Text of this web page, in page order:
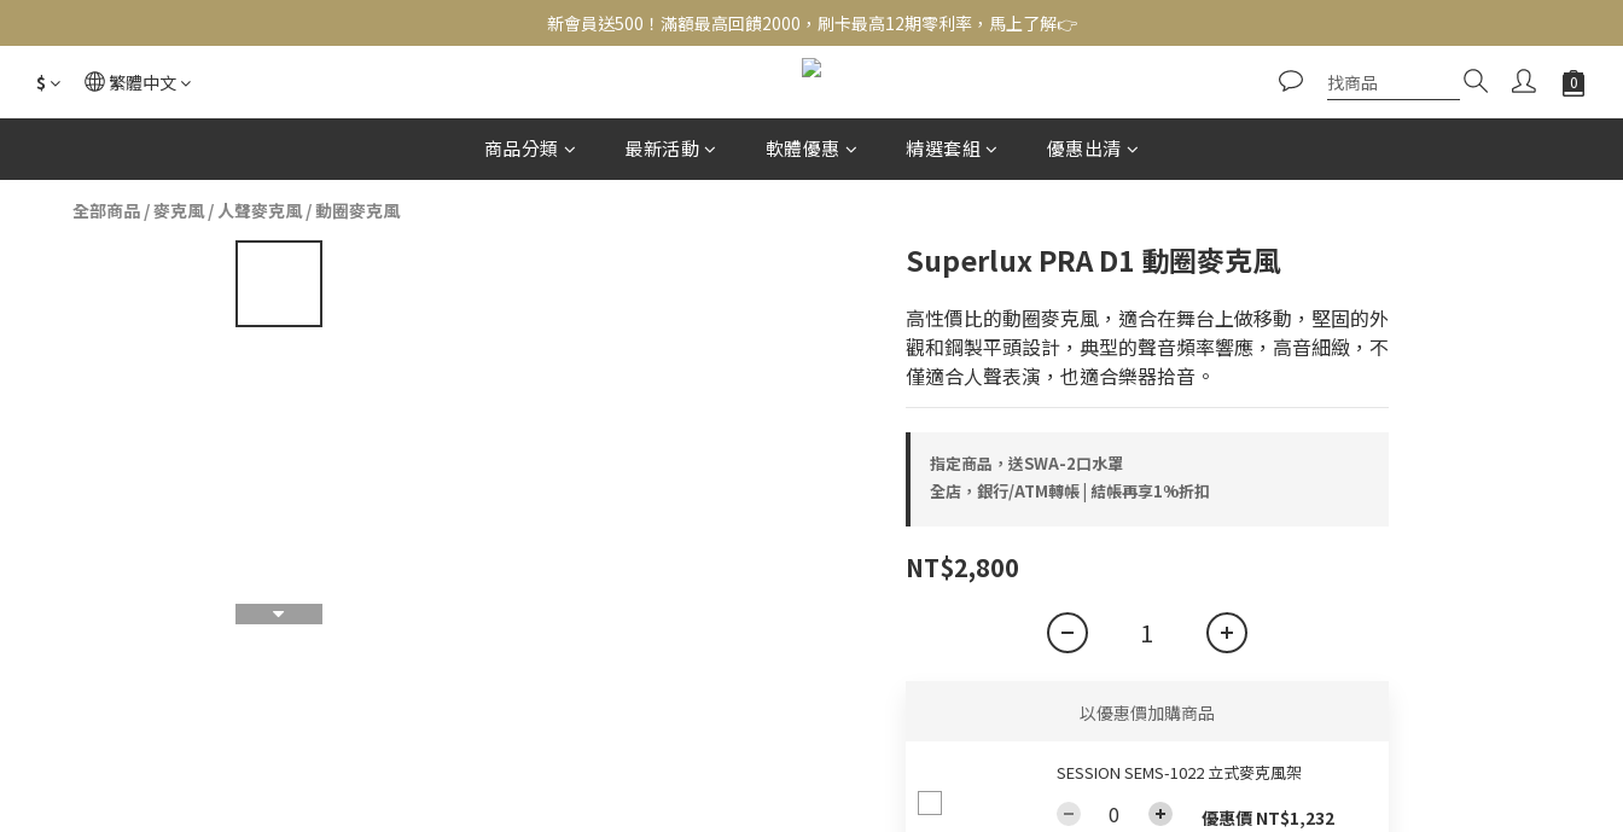
新會員送500！滿額最高回饋2000，刷卡最高12期零利率，馬上了解👉
新會員送500！滿額最高回饋2000，刷卡最高12期零利率，馬上了解👉
結帳頁選zingala銀角零卡分期，輕鬆打包
新會員送500！滿額最高回饋2000，刷卡最高12期零利率，馬上了解👉
$ 繁體中文
商品分類 最新活動 軟體優惠 精選套組 優惠出清
全部商品 /麥克風/ 人聲麥克風/動圈麥克風
Superlux PRA D1 動圈麥克風
高性價比的動圈麥克風，適合在舞台上做移動，堅固的外
觀和鋼製平頭設計，典型的聲音頻率響應，高音細緻，不
僅適合人聲表演，也適合樂器拾音。
指定商品，送SWA-2口水罩
全店，銀行/ATM轉帳 | 結帳再享1%折扣
NT$2,800
以優惠價加購商品
SESSION SEMS-1022 立式麥克風架
優惠價 NT$1,232
立即購買